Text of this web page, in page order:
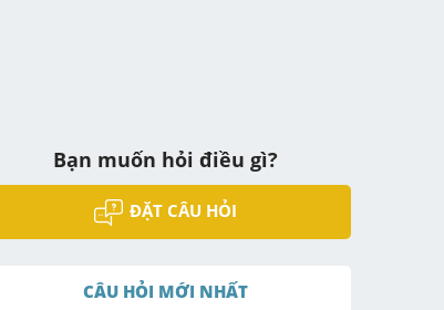
Bạn muốn hỏi điều gì?
ĐẶT CÂU HỎI
CÂU HỎI MỚI NHẤT